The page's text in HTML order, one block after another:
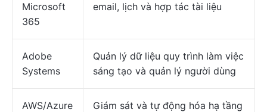
Microsoft
365
email, lịch và hợp tác tài liệu
Adobe
Systems
Quản lý dữ liệu quy trình làm việc
sáng tạo và quản lý người dùng
AWS/Azure
Giám sát và tự động hóa hạ tầng